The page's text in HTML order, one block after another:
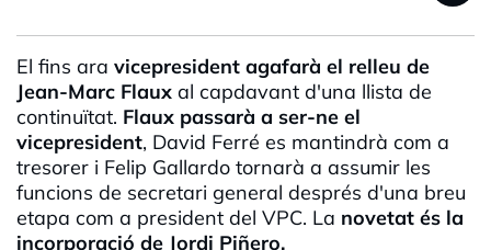
El fins ara vicepresident agafarà el relleu de
Jean-Marc Flaux al capdavant d'una llista de
continuïtat. Flaux passarà a ser-ne el
vicepresident, David Ferré es mantindrà com a
tresorer i Felip Gallardo tornarà a assumir les
funcions de secretari general després d'una breu
etapa com a president del VPC. La novetat és la
incorporació de Jordi Piñero.